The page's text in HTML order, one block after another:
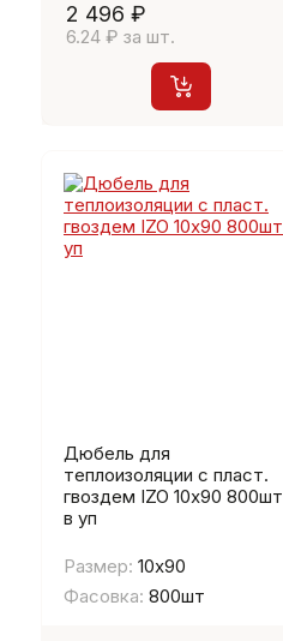
2 496 ₽
6.24 ₽ за шт.
Дюбель для
теплоизоляции с пласт.
гвоздем IZO 10х90 800шт
в уп
Размер: 10х90
Фасовка: 800шт